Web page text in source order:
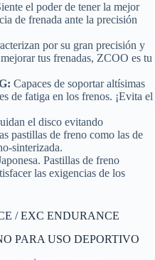
el poder de tener la mejor
de frenada ante la precisión
por su gran precisión y
tus frenadas, ZCOO es tu
Capaces de soportar altísimas
de fatiga en los frenos. ¡Evita el
el disco evitando
pastillas de freno como las de
sinterizada.
Pastillas de freno
las exigencias de los
/ EXC ENDURANCE
PARA USO DEPORTIVO